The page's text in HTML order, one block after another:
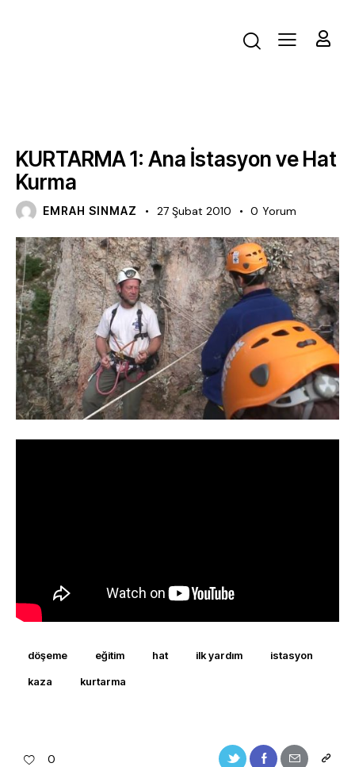
KURTARMA 1: Ana İstasyon ve Hat
Kurma
EMRAH SINMAZ 27 Şubat 2010 0 Yorum
döşeme eğitim hat ilk yardım istasyon
kaza kurtarma
0